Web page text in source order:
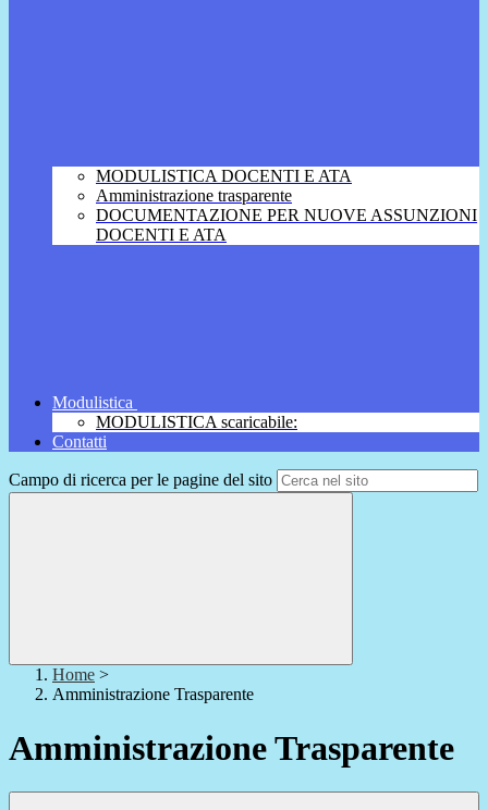
MODULISTICA DOCENTI E ATA
Amministrazione trasparente
DOCUMENTAZIONE PER NUOVE ASSUNZIONI
DOCENTI E ATA
Modulistica
MODULISTICA scaricabile:
Contatti
Campo di ricerca per le pagine del sito
Home >
Amministrazione Trasparente
Amministrazione Trasparente